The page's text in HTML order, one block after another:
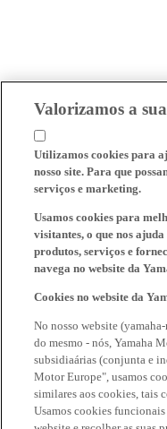
Valorizamos a
Utilizamos cookies para
nosso site. Para que
serviços e marketing.
Usamos cookies para
visitantes, o que nos
produtos, serviços e
navega no website da
Cookies no website da
No nosso website
do mesmo - nós, Yamaha
subsidiaárias (conjunta e
Motor Europe", usamos
similares aos cookies, tais
Usamos cookies